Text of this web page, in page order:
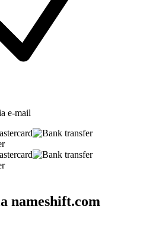
e-mail
nameshift.com